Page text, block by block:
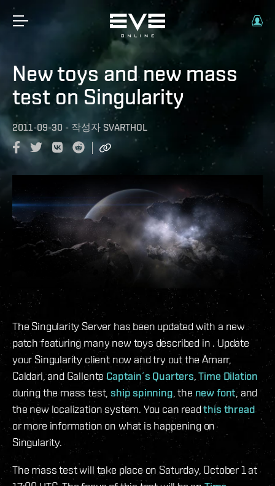
New toys and new mass
test on Singularity
2011-09-30 - 작성자 SVARTHOL
The Singularity Server has been updated with a new
patch featuring many new toys described in . Update
your Singularity client now and try out the Amarr,
Caldari, and GallenteCaptain´s Quarters,Time Dilation
during the mass test,ship spinning, the new font, and
the new localization system. You can readthis thread
or more information on what is happening on
Singularity.
The mass test will take place on Saturday, October 1 at